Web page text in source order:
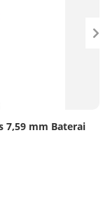
7,59 mm Baterai